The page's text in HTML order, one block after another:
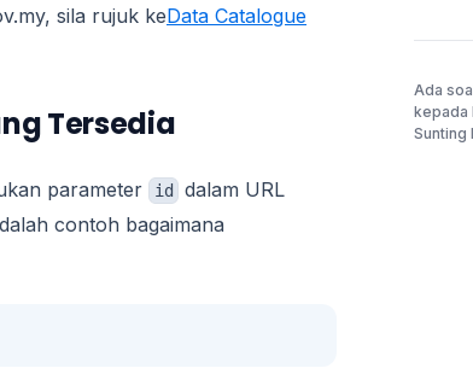
Ada
kepada
Sunting
sila rujuk keData Catalogue
Tersedia
parameter id
dalam URL
contoh bagaimana